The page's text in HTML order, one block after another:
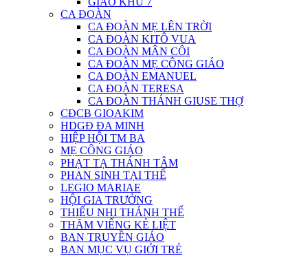
CA ĐOÀN
CA ĐOÀN MẸ LÊN TRỜI
CA ĐOÀN KITÔ VUA
CA ĐOÀN MÂN CÔI
CA ĐOÀN MẸ CÔNG GIÁO
CA ĐOÀN EMANUEL
CA ĐOÀN TERESA
CA ĐOÀN THÁNH GIUSE THỢ
CĐCB GIOAKIM
HDGĐ ĐA MINH
HIỆP HỘI TM BA
MẸ CÔNG GIÁO
PHẠT TẠ THÁNH TÂM
PHAN SINH TẠI THẾ
LEGIO MARIAE
HỘI GIA TRƯỞNG
THIẾU NHI THÁNH THỂ
THĂM VIẾNG KẺ LIỆT
BAN TRUYỀN GIÁO
BAN MỤC VỤ GIỚI TRẺ